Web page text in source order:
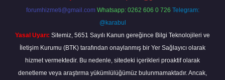
forumhizmeti@gmail.com Whatsapp: 0262 606 0 726 Telegram:
@karabul
Yasal Uyarı: Sitemiz, 5651 Sayılı Kanun gereğince Bilgi Teknolojileri ve
İletişim Kurumu (BTK) tarafından onaylanmış bir Yer Sağlayıcı olarak
hizmet vermektedir. Bu nedenle, sitedeki içerikleri proaktif olarak
denetleme veya araştırma yükümlülüğümüz bulunmamaktadır. Ancak,